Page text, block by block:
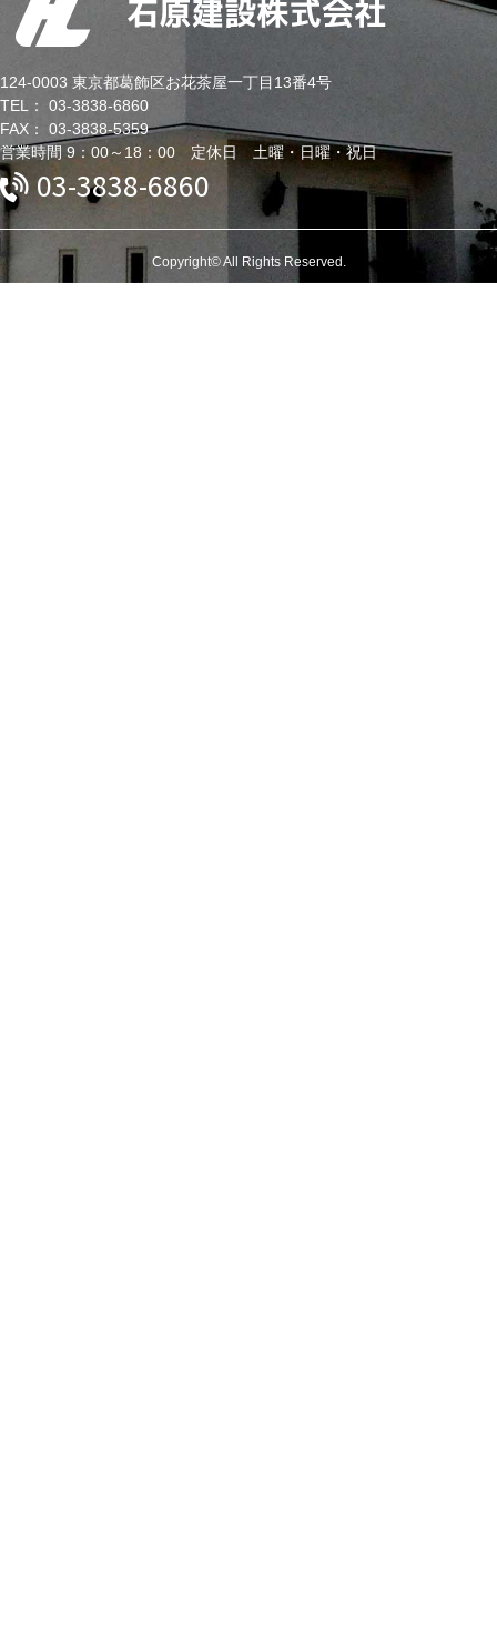
124-0003 東京都葛飾区お花茶屋一丁目13番4号
TEL： 03-3838-6860
FAX： 03-3838-5359
営業時間 9：00～18：00 定休日 土曜・日曜・祝日
03-3838-6860
Copyright© All Rights Reserved.